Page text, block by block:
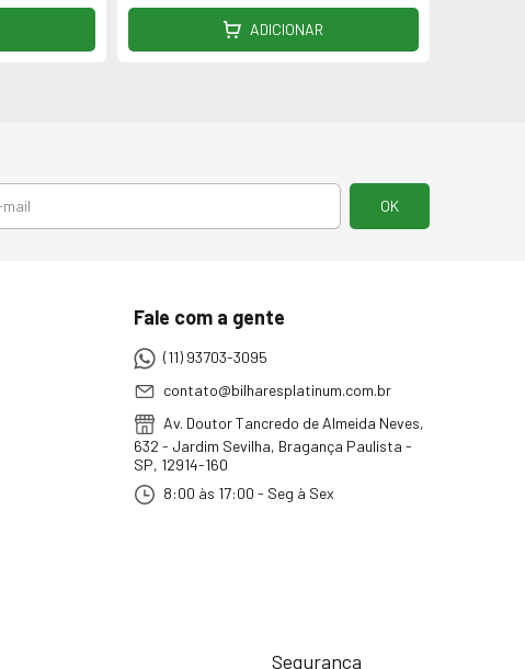
ADICIONAR
Fale com a gente
(11) 93703-3095
contato@bilharesplatinum.com.br
Av. Doutor Tancredo de Almeida Neves,
632 - Jardim Sevilha, Bragança Paulista -
SP, 12914-160
8:00 às 17:00 - Seg à Sex
Segurança